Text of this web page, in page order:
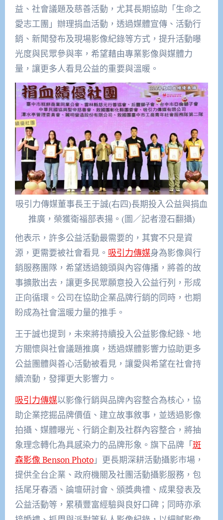
益、社會議題及慈善活動，尤其長期協助「生命之
愛志工團」辦理捐血活動，透過媒體宣傳、活動行
銷、新聞發布及現場影像紀錄等方式，提升活動曝
光度與民眾參與率，希望藉由專業影像與媒體力
量，讓更多人看見公益的重要與溫暖。
吸引力傳媒董事長王于誠(右四)長期投入公益與捐血
推廣，榮獲衛福部表揚。(圖／記者澄石翻攝)
他表示，許多公益活動最需要的，其實不只是資
源，更需要被社會看見。 吸引力傳媒身為影像與行
銷服務團隊，希望透過鏡頭與內容傳播，將善的故
事擴散出去，讓更多民眾願意投入公益行列，形成
正向循環。公司在協助企業品牌行銷的同時，也期
盼成為社會溫暖力量的推手。
王于誠也提到，未來將持續投入公益影像紀錄、地
方關懷與社會議題推廣，透過媒體影響力協助更多
公益團體與善心活動被看見，讓愛與希望在社會持
續流動，發揮更大影響力。
吸引力傳媒以影像行銷與品牌內容整合為核心，協
助企業挖掘品牌價值、建立故事敘事，並透過影像
拍攝、媒體曝光、行銷企劃及社群內容整合，將抽
象理念轉化為具感染力的品牌形象。旗下品牌「斑
森影像 Benson Photo」更長期深耕活動攝影市場，
提供全台企業、政府機關及社團活動攝影服務，包
括尾牙春酒、論壇研討會、頒獎典禮、成果發表及
公益活動等，累積豐富經驗與良好口碑；同時亦承